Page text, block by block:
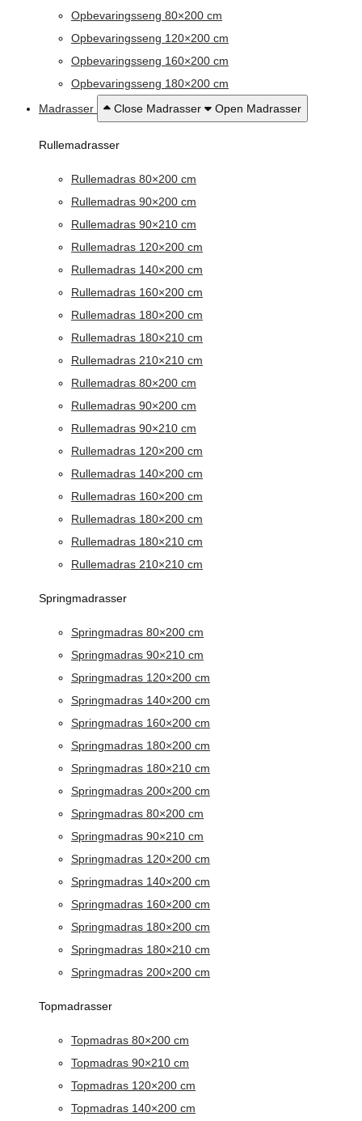
Opbevaringsseng 80×200 cm
Opbevaringsseng 120×200 cm
Opbevaringsseng 160×200 cm
Opbevaringsseng 180×200 cm
Madrasser
Close Madrasser Open Madrasser
Rullemadrasser
Rullemadras 80×200 cm
Rullemadras 90×200 cm
Rullemadras 90×210 cm
Rullemadras 120×200 cm
Rullemadras 140×200 cm
Rullemadras 160×200 cm
Rullemadras 180×200 cm
Rullemadras 180×210 cm
Rullemadras 210×210 cm
Rullemadras 80×200 cm
Rullemadras 90×200 cm
Rullemadras 90×210 cm
Rullemadras 120×200 cm
Rullemadras 140×200 cm
Rullemadras 160×200 cm
Rullemadras 180×200 cm
Rullemadras 180×210 cm
Rullemadras 210×210 cm
Springmadrasser
Springmadras 80×200 cm
Springmadras 90×210 cm
Springmadras 120×200 cm
Springmadras 140×200 cm
Springmadras 160×200 cm
Springmadras 180×200 cm
Springmadras 180×210 cm
Springmadras 200×200 cm
Springmadras 80×200 cm
Springmadras 90×210 cm
Springmadras 120×200 cm
Springmadras 140×200 cm
Springmadras 160×200 cm
Springmadras 180×200 cm
Springmadras 180×210 cm
Springmadras 200×200 cm
Topmadrasser
Topmadras 80×200 cm
Topmadras 90×210 cm
Topmadras 120×200 cm
Topmadras 140×200 cm